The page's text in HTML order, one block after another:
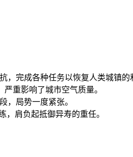
完成各种任务以恢复人类城镇的
重影响了城市空气质量。
，局势一度紧张。
，肩负起抵御异寿的重任。